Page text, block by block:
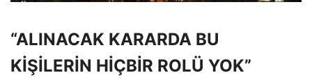
“ALINACAK KARARDA BU
KİŞİLERİN HİÇBİR ROLÜ YOK”